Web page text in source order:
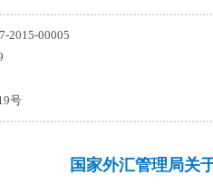
2015-00005
号
国家外汇管理局关